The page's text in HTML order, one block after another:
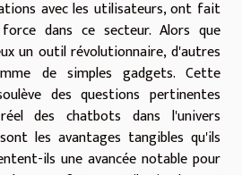
avec les utilisateurs, ont fait
dans ce secteur. Alors que
un outil révolutionnaire, d'autres
de simples gadgets. Cette
des questions pertinentes
des chatbots dans l'univers
les avantages tangibles qu'ils
ils une avancée notable pour